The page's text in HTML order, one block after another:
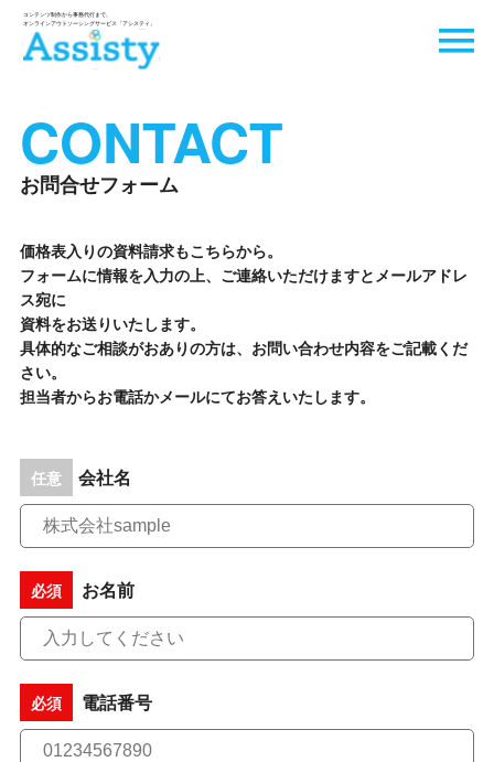
CONTACT
お問合せフォーム
価格表入りの資料請求もこちらから。
フォームに情報を入力の上、ご連絡いただけますとメールアドレ
ス宛に
資料をお送りいたします。
具体的なご相談がおありの方は、お問い合わせ内容をご記載くだ
さい。
担当者からお電話かメールにてお答えいたします。
任意 会社名
必須 お名前
必須 電話番号